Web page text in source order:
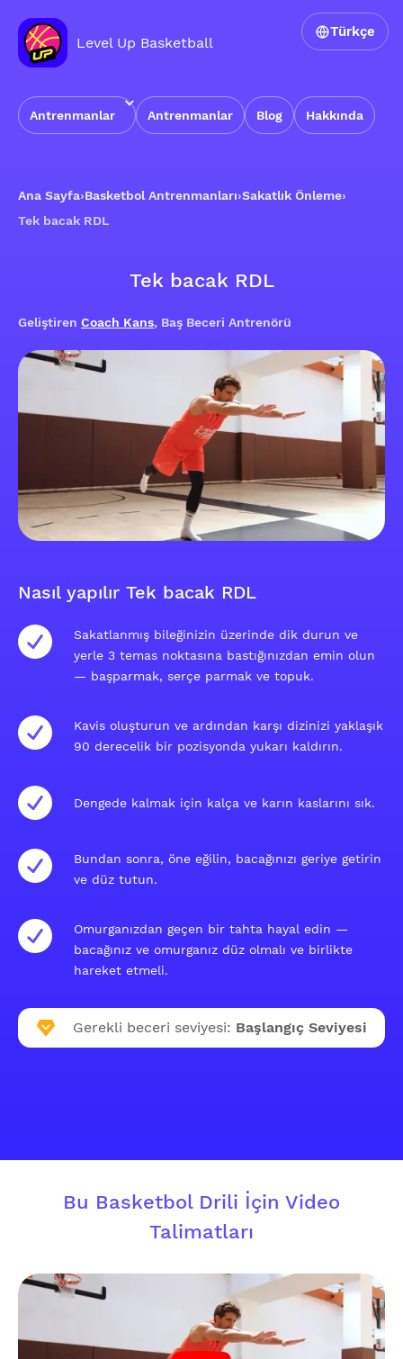
Level Up Basketball
Antrenmanlar Antrenmanlar Blog Hakkında
Türkçe
Ana Sayfa›Basketbol Antrenmanları›Sakatlık Önleme›
Tek bacak RDL
Tek bacak RDL
Geliştiren Coach Kans, Baş Beceri Antrenörü
Nasıl yapılır Tek bacak RDL
Sakatlanmış bileğinizin üzerinde dik durun ve
yerle 3 temas noktasına bastığınızdan emin olun
— başparmak, serçe parmak ve topuk.
Kavis oluşturun ve ardından karşı dizinizi yaklaşık
90 derecelik bir pozisyonda yukarı kaldırın.
Dengede kalmak için kalça ve karın kaslarını sık.
Bundan sonra, öne eğilin, bacağınızı geriye getirin
ve düz tutun.
Omurganızdan geçen bir tahta hayal edin —
bacağınız ve omurganız düz olmalı ve birlikte
hareket etmeli.
Gerekli beceri seviyesi: Başlangıç Seviyesi
Bu Basketbol Drili İçin Video
Talimatları